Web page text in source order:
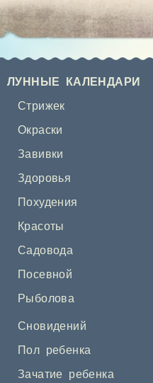
ЛУННЫЕ КАЛЕНДАРИ
Стрижек
Окраски
Завивки
Здоровья
Похудения
Красоты
Садовода
Посевной
Рыболова
Сновидений
Пол ребенка
Зачатие ребенка